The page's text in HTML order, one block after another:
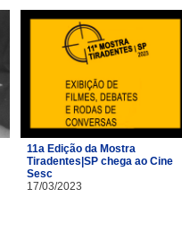
11a Edição da Mostra
Tiradentes|SP chega ao Cine
Sesc
17/03/2023